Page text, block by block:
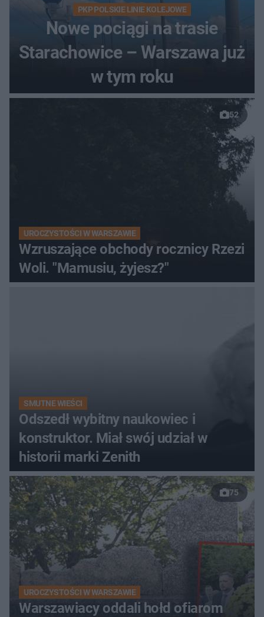
PKP POLSKIE LINIE KOLEJOWE
Nowe pociągi na trasie
Starachowice – Warszawa już
w tym roku
52
UROCZYSTOŚCI W WARSZAWIE
Wzruszające obchody rocznicy Rzezi
Woli. "Mamusiu, żyjesz?"
SMUTNE WIEŚCI
Odszedł wybitny naukowiec i
konstruktor. Miał swój udział w
historii marki Zenith
75
UROCZYSTOŚCI W WARSZAWIE
Warszawiacy oddali hołd ofiarom